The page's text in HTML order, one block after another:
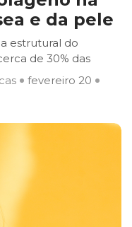
e da pele
estrutural do
de 30% das
fevereiro 20